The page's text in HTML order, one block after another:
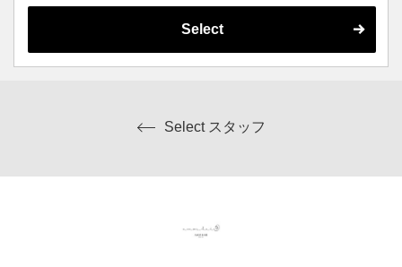
Select
Select スタッフ